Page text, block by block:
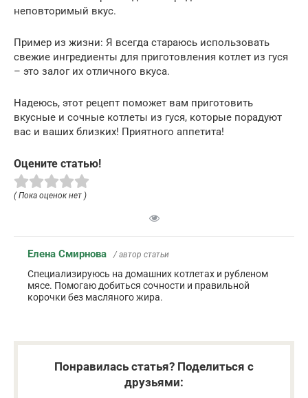
неповторимый вкус.
Пример из жизни: Я всегда стараюсь использовать
свежие ингредиенты для приготовления котлет из гуся
– это залог их отличного вкуса.
Надеюсь, этот рецепт поможет вам приготовить
вкусные и сочные котлеты из гуся, которые порадуют
вас и ваших близких! Приятного аппетита!
Оцените статью!
( Пока оценок нет )
Елена Смирнова / автор статьи
Специализируюсь на домашних котлетах и рубленом
мясе. Помогаю добиться сочности и правильной
корочки без масляного жира.
Понравилась статья? Поделиться с
друзьями: